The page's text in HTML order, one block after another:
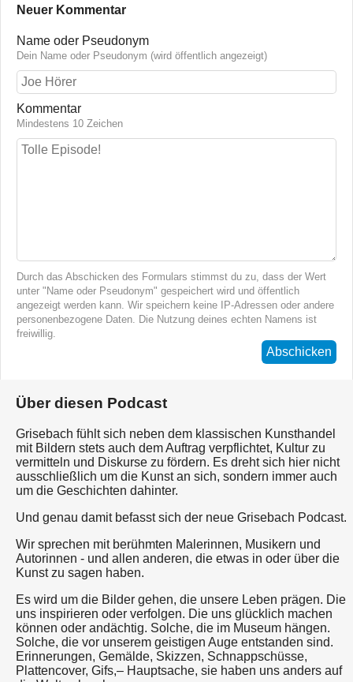
Neuer Kommentar
Name oder Pseudonym
Dein Name oder Pseudonym (wird öffentlich angezeigt)
Kommentar
Mindestens 10 Zeichen
Durch das Abschicken des Formulars stimmst du zu, dass der Wert
unter "Name oder Pseudonym" gespeichert wird und öffentlich
angezeigt werden kann. Wir speichern keine IP-Adressen oder andere
personenbezogene Daten. Die Nutzung deines echten Namens ist
freiwillig.
Abschicken
Über diesen Podcast
Grisebach fühlt sich neben dem klassischen Kunsthandel
mit Bildern stets auch dem Auftrag verpflichtet, Kultur zu
vermitteln und Diskurse zu fördern. Es dreht sich hier nicht
ausschließlich um die Kunst an sich, sondern immer auch
um die Geschichten dahinter.
Und genau damit befasst sich der neue Grisebach Podcast.
Wir sprechen mit berühmten Malerinnen, Musikern und
Autorinnen - und allen anderen, die etwas in oder über die
Kunst zu sagen haben.
Es wird um die Bilder gehen, die unsere Leben prägen. Die
uns inspirieren oder verfolgen. Die uns glücklich machen
können oder andächtig. Solche, die im Museum hängen.
Solche, die vor unserem geistigen Auge entstanden sind.
Erinnerungen, Gemälde, Skizzen, Schnappschüsse,
Plattencover, Gifs,– Hauptsache, sie haben uns anders auf